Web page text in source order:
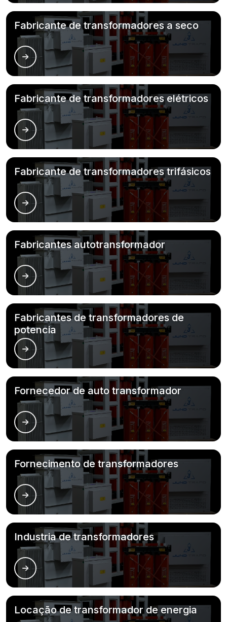
Fabricante de transformadores a seco
Fabricante de transformadores elétricos
Fabricante de transformadores trifásicos
Fabricantes autotransformador
Fabricantes de transformadores de
potencia
Fornecedor de auto transformador
Fornecimento de transformadores
Industria de transformadores
Locação de transformador de energia